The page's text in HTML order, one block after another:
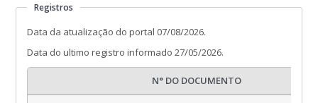
Registros
Data da atualização do portal 07/08/2026.
Data do ultimo registro informado 27/05/2026.
N° DO DOCUMENTO